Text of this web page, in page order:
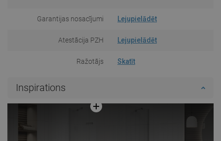
Garantijas nosacījumi Lejupielādēt
Atestācija PZH Lejupielādēt
Ražotājs Skatīt
Inspirations